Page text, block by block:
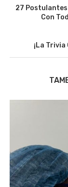
27
Con
¡La